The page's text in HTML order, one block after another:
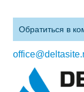
Обратиться в